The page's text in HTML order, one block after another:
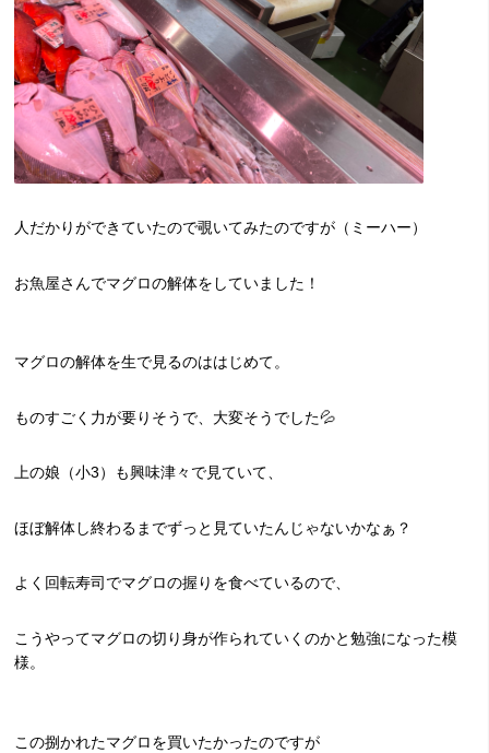
人だかりができていたので覗いてみたのですが（ミーハー）
お魚屋さんでマグロの解体をしていました！
マグロの解体を生で見るのははじめて。
ものすごく力が要りそうで、大変そうでした💦
上の娘（小3）も興味津々で見ていて、
ほぼ解体し終わるまでずっと見ていたんじゃないかなぁ？
よく回転寿司でマグロの握りを食べているので、
こうやってマグロの切り身が作られていくのかと勉強になった模
様。
この捌かれたマグロを買いたかったのですが